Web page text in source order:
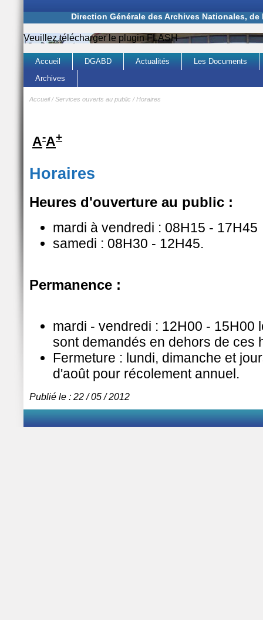
Direction Générale des Archives Nationales,
Veuillez télécharger le plugin FLASH
Accueil DGABD Actualités
Les Documents
Archives
Accueil /Services ouverts au public /Horaires
A-A+
Horaires
Heures d'ouverture au public :
mardi à vendredi : 08H15 - 17H45
samedi : 08H30 - 12H45.
Permanence :
mardi - vendredi : 12H00 - 15H00
sont demandés en dehors de ces
Fermeture : lundi, dimanche et
d'août pour récolement annuel.
Publié le : 22 / 05 / 2012